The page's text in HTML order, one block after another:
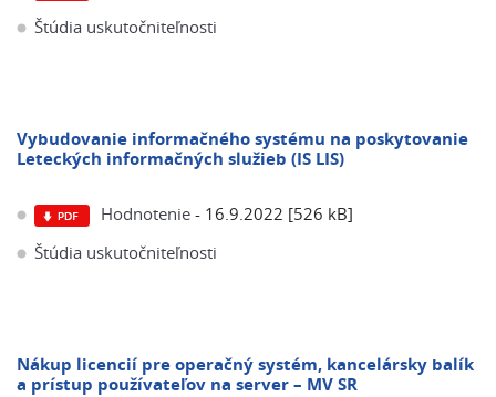
Štúdia uskutočniteľnosti
Vybudovanie informačného systému na poskytovanie
Leteckých informačných služieb (IS LIS)
Hodnotenie - 16.9.2022 [526 kB]
Štúdia uskutočniteľnosti
Nákup licencií pre operačný systém, kancelársky balík
a prístup používateľov na server – MV SR